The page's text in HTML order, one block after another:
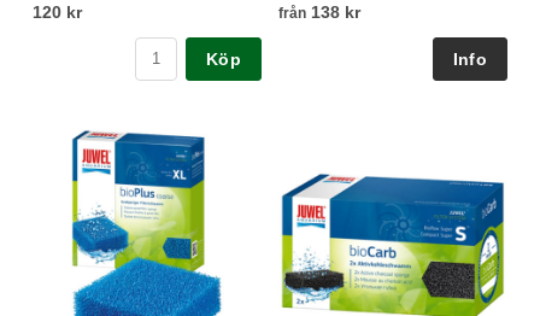
120 kr
Köp
från 138 kr